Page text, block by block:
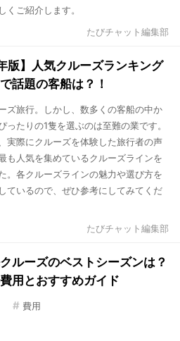
くご紹介します。
たびチャット編集部
版】人気クルーズランキング
話題の客船は？！
ズ旅行。しかし、数多くの客船の中か
ったりの1隻を選ぶのは至難の業です。
実際にクルーズを体験した旅行者の声
も人気を集めているクルーズラインを
。各クルーズラインの魅力や選び方を
ているので、ぜひ参考にしてみてくだ
たびチャット編集部
ルーズのベストシーズンは？
用とおすすめガイド
# 費用